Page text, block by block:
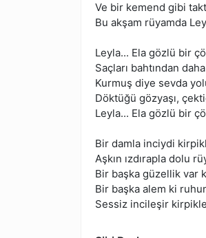
Ve bir kemend gibi
Bu akşam rüyamda
Leyla... Ela gözlü bir
Saçları bahtından
Kurmuş diye sevda
Döktüğü gözyaşı,
Leyla... Ela gözlü bir
Bir damla inciydi
Aşkın ızdırapla dolu
Bir başka güzellik var
Bir başka alem ki
Sessiz incileşir